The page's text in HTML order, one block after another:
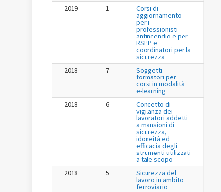
2019
1 Corsi di
aggiornamento
per i
professionisti
antincendio e per
RSPP e
coordinatori per la
sicurezza
2018
7 Soggetti
formatori per
corsi in modalità
e-learning
2018
6 Concetto di
vigilanza dei
lavoratori addetti
a mansioni di
sicurezza,
idoneità ed
efficacia degli
strumenti utilizzati
a tale scopo
2018
5 Sicurezza del
lavoro in ambito
ferroviario